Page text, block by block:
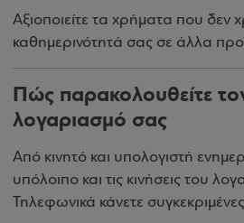
Αξιοποιείτε τα χρήματα που δεν
καθημερινότητά σας σε άλλα
Πώς παρακολουθείτε
λογαριασμό σας
Από κινητό και υπολογιστή
υπόλοιπο και τις κινήσεις του
Τηλεφωνικά κάνετε